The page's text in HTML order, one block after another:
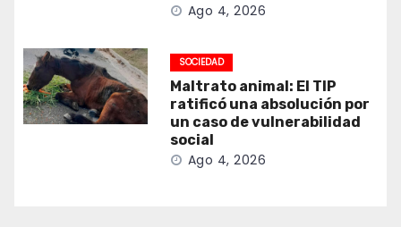
Ago 4, 2026
SOCIEDAD
Maltrato animal: El TIP
ratificó una absolución por
un caso de vulnerabilidad
social
Ago 4, 2026